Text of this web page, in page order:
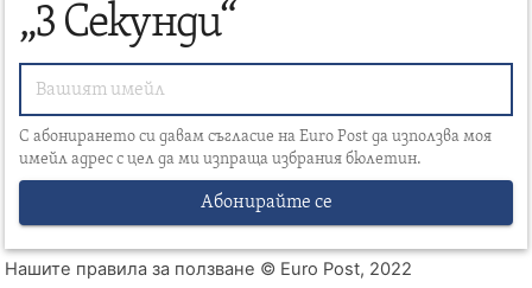
„3 Секунди“
С абонирането си давам съгласие на Euro Post да използва моя
имейл адрес с цел да ми изпраща избрания бюлетин.
Абонирайте се
Нашите правила за ползване © Euro Post, 2022